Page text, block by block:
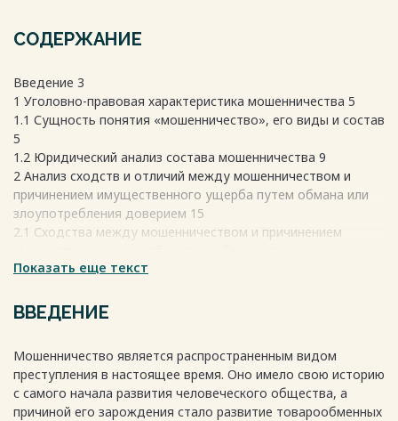
СОДЕРЖАНИЕ
Введение 3
1 Уголовно-правовая характеристика мошенничества 5
1.1 Сущность понятия «мошенничество», его виды и состав
5
1.2 Юридический анализ состава мошенничества 9
2 Анализ сходств и отличий между мошенничеством и
причинением имущественного ущерба путем обмана или
злоупотребления доверием 15
2.1 Сходства между мошенничеством и причинением
злоупотребления доверием 15
имущественного ущерба путем обмана или
злоупотребления доверием 18
Библиографический список 24
Весь текст будет доступенпосле покупки
Показать еще текст
ВВЕДЕНИЕ
Мошенничество является распространенным видом
преступления в настоящее время. Оно имело свою историю
с самого начала развития человеческого общества, а
причиной его зарождения стало развитие товарообменных